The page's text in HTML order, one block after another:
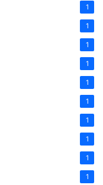
1
1
1
1
1
1
1
1
1
1